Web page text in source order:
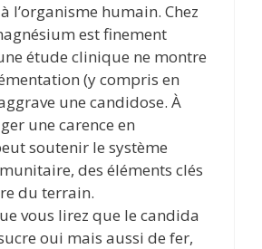
l’organisme humain. Chez
est finement
étude clinique ne montre
(y compris en
une candidose. À
une carence en
soutenir le système
des éléments clés
du terrain.
vous lirez que le candida
oui mais aussi de fer,